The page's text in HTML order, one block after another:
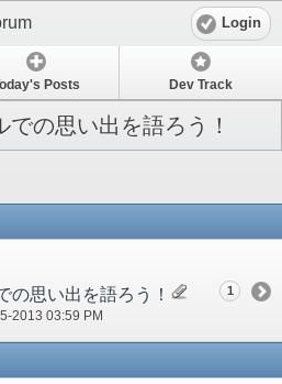
Login
Posts Dev Track
の思い出を語ろう！
の思い出を語ろう！
2013 03:59 PM
1